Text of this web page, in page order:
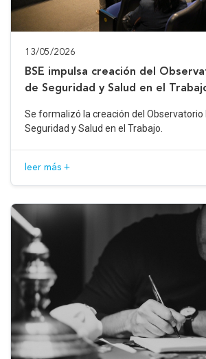
13/05/2026
BSE impulsa creación del
de Seguridad y Salud en el
Se formalizó la creación del Observatorio
Seguridad y Salud en el Trabajo.
leer más +